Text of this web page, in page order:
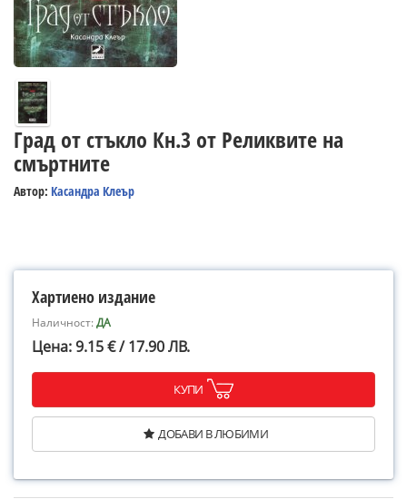
Град от стъкло Кн.3 от Реликвите на
смъртните
Автор: Касандра Клеър
Хартиено издание
Наличност:ДА
Цена: 9.15 € / 17.90 ЛВ.
КУПИ
ДОБАВИ В ЛЮБИМИ